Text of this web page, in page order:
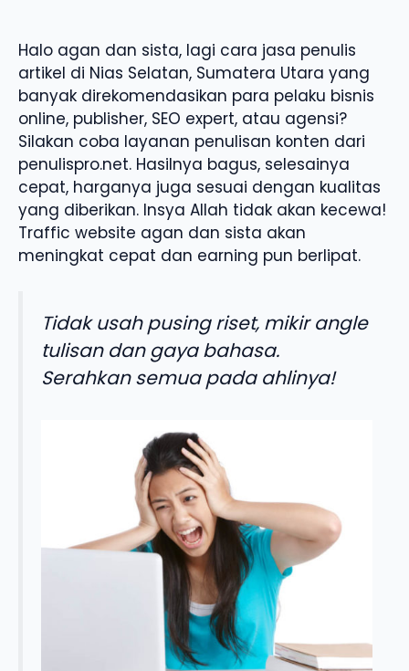
Halo agan dan sista, lagi cara jasa penulis
artikel di Nias Selatan, Sumatera Utara yang
banyak direkomendasikan para pelaku bisnis
online, publisher, SEO expert, atau agensi?
Silakan coba layanan penulisan konten dari
penulispro.net. Hasilnya bagus, selesainya
cepat, harganya juga sesuai dengan kualitas
yang diberikan. Insya Allah tidak akan kecewa!
Traffic website agan dan sista akan
meningkat cepat dan earning pun berlipat.
Tidak usah pusing riset, mikir angle
tulisan dan gaya bahasa.
Serahkan semua pada ahlinya!